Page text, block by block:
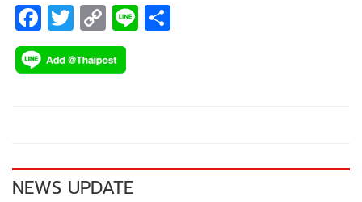
F
ac
e
k
T
wi
tt
C
o
p
k
Li
NEWS UPDATE